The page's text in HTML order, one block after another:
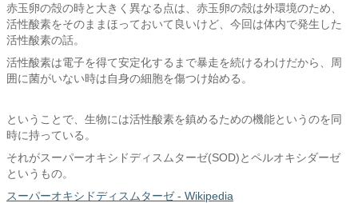
赤玉卵の殻の時と大きく異なる点は、赤玉卵の殻は外環境のため、
活性酸素をそのままほっておいて良いけど、今回は体内で発生した
活性酸素の話。
活性酸素は電子を得て安定化するまで暴走を続けるわけだから、周
囲に菌がいない時は自身の細胞を傷つけ始める。
ということで、生物には活性酸素を鎮めるための機能というのを同
時に持っている。
それがスーパーオキシドディスムターゼ(SOD)とペルオキシダーゼ
というもの。
スーパーオキシドディスムターゼ - Wikipedia